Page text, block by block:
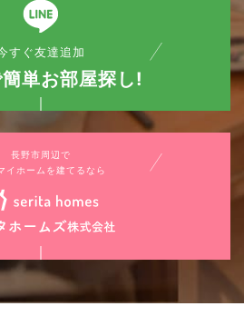
すぐ友達追加
単お部屋探し!
長野市周辺で
イホームを建てるなら